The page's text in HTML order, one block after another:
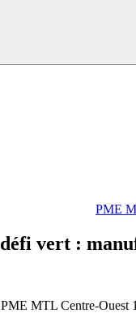
PME
défi vert :
PME MTL Centre-Ouest